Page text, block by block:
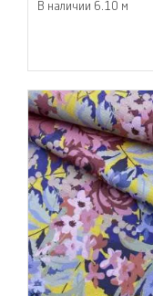
В наличии 6.10 м